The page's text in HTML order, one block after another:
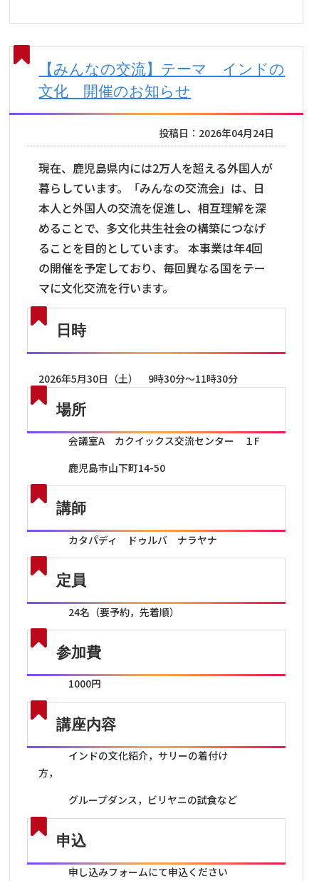
【みんなの交流】テーマ インドの
文化 開催のお知らせ
投稿日：2026年04月24日
現在、鹿児島県内には2万人を超える外国人が
暮らしています。「みんなの交流会」は、日
本人と外国人の交流を促進し、相互理解を深
めることで、多文化共生社会の構築につなげ
ることを目的としています。 本事業は年4回
の開催を予定しており、毎回異なる国をテー
マに文化交流を行います。
日時
2026年5月30日（土） 9時30分～11時30分
場所
会議室A カクイックス交流センター １F
鹿児島市山下町14-50
講師
カタパディ ドゥルバ ナラヤナ
定員
24名（要予約，先着順）
参加費
1000円
講座内容
インドの文化紹介，サリーの着付け
方，
グループダンス，ビリヤニの試食など
申込
申し込みフォームにて申込ください